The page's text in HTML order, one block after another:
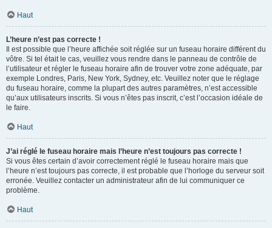
Haut
L’heure n’est pas correcte !
Il est possible que l’heure affichée soit réglée sur un fuseau horaire différent du
vôtre. Si tel était le cas, veuillez vous rendre dans le panneau de contrôle de
l’utilisateur et régler le fuseau horaire afin de trouver votre zone adéquate, par
exemple Londres, Paris, New York, Sydney, etc. Veuillez noter que le réglage
du fuseau horaire, comme la plupart des autres paramètres, n’est accessible
qu’aux utilisateurs inscrits. Si vous n’êtes pas inscrit, c’est l’occasion idéale de
le faire.
Haut
J’ai réglé le fuseau horaire mais l’heure n’est toujours pas correcte !
Si vous êtes certain d’avoir correctement réglé le fuseau horaire mais que
l’heure n’est toujours pas correcte, il est probable que l’horloge du serveur soit
erronée. Veuillez contacter un administrateur afin de lui communiquer ce
problème.
Haut